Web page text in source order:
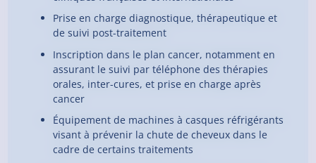
Prise en charge diagnostique, thérapeutique et
de suivi post-traitement
Inscription dans le plan cancer, notamment en
assurant le suivi par téléphone des thérapies
orales, inter-cures, et prise en charge après
cancer
Équipement de machines à casques réfrigérants
visant à prévenir la chute de cheveux dans le
cadre de certains traitements